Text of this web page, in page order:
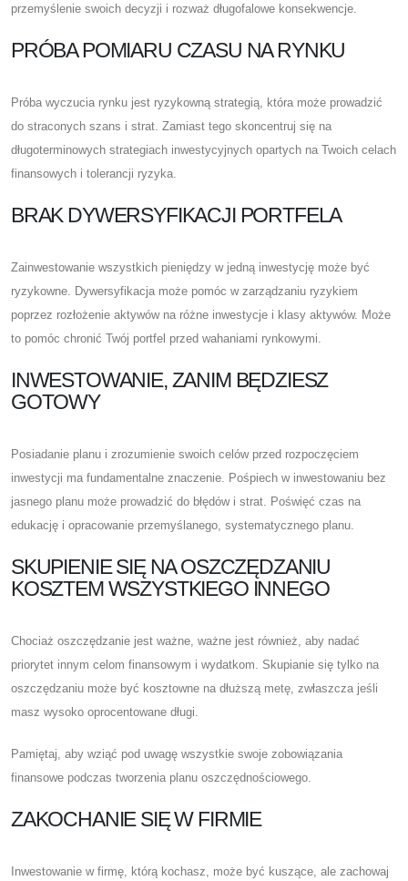
przemyślenie swoich decyzji i rozważ długofalowe konsekwencje.
PRÓBA POMIARU CZASU NA RYNKU
Próba wyczucia rynku jest ryzykowną strategią, która może prowadzić
do straconych szans i strat. Zamiast tego skoncentruj się na
długoterminowych strategiach inwestycyjnych opartych na Twoich celach
finansowych i tolerancji ryzyka.
BRAK DYWERSYFIKACJI PORTFELA
Zainwestowanie wszystkich pieniędzy w jedną inwestycję może być
ryzykowne. Dywersyfikacja może pomóc w zarządzaniu ryzykiem
poprzez rozłożenie aktywów na różne inwestycje i klasy aktywów. Może
to pomóc chronić Twój portfel przed wahaniami rynkowymi.
INWESTOWANIE, ZANIM BĘDZIESZ
GOTOWY
Posiadanie planu i zrozumienie swoich celów przed rozpoczęciem
inwestycji ma fundamentalne znaczenie. Pośpiech w inwestowaniu bez
jasnego planu może prowadzić do błędów i strat. Poświęć czas na
edukację i opracowanie przemyślanego, systematycznego planu.
SKUPIENIE SIĘ NA OSZCZĘDZANIU
KOSZTEM WSZYSTKIEGO INNEGO
Chociaż oszczędzanie jest ważne, ważne jest również, aby nadać
priorytet innym celom finansowym i wydatkom. Skupianie się tylko na
oszczędzaniu może być kosztowne na dłuższą metę, zwłaszcza jeśli
masz wysoko oprocentowane długi.
Pamiętaj, aby wziąć pod uwagę wszystkie swoje zobowiązania
finansowe podczas tworzenia planu oszczędnościowego.
ZAKOCHANIE SIĘ W FIRMIE
Inwestowanie w firmę, którą kochasz, może być kuszące, ale zachowaj